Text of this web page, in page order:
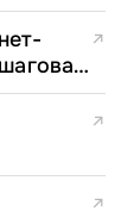
↗
↗
↗